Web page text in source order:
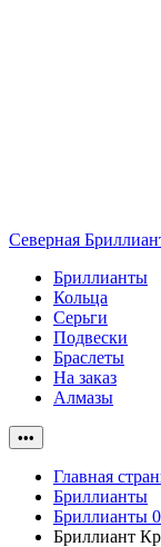
Северная
Бриллианты
Кольца
Серьги
Подвески
Браслеты
На заказ
Алмазы
•••
Главная
Бриллианты
Бриллианты
Бриллиант